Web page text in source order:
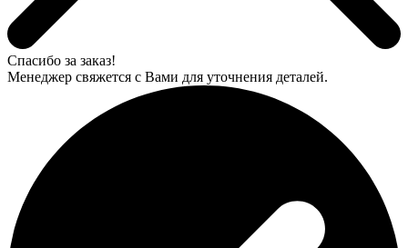
Спасибо за заказ!
Менеджер свяжется с Вами для уточнения деталей.